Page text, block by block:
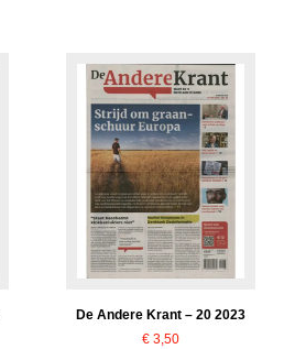
De Andere Krant – 20 2023
€ 3,50